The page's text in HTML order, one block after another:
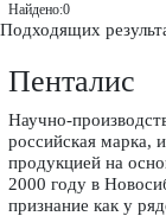
Найдено:0
Подходящих
Пенталис
Научно-
российская марка,
продукцией на
2000 году в
признание как у